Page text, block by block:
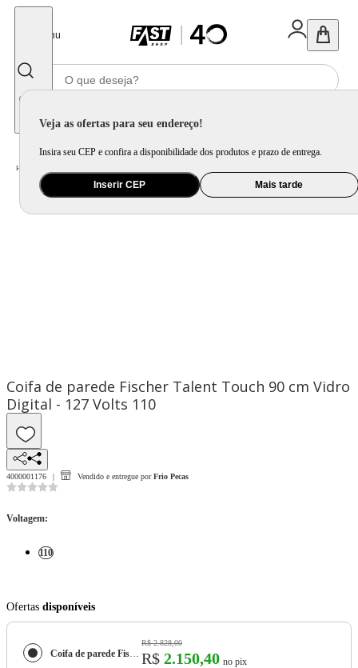
Menu
Veja as ofertas para seu endereço!
Insira seu CEP e confira a disponibilidade dos produtos e prazo de entrega.
Inserir CEP Mais tarde
Home
Coifa de parede Fischer Talent Touch 90 cm Vidro
Digital - 127 Volts 110
4000001176 Vendido e entregue por Frio Pecas
Voltagem:
110
Ofertas disponíveis
Coifa de parede Fischer Talent Touch 90 cm Vidro Digital - 127 Volts
R$ 2.828,00
R$ 2.150,40 no pix